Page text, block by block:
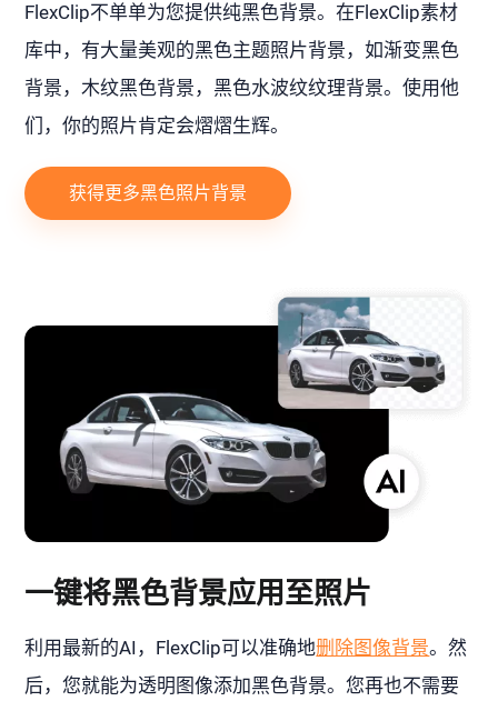
FlexClip不单单为您提供纯黑色背景。在FlexClip素材
库中，有大量美观的黑色主题照片背景，如渐变黑色
背景，木纹黑色背景，黑色水波纹纹理背景。使用他
们，你的照片肯定会熠熠生辉。
获得更多黑色照片背景
一键将黑色背景应用至照片
利用最新的AI，FlexClip可以准确地删除图像背景。然
后，您就能为透明图像添加黑色背景。您再也不需要